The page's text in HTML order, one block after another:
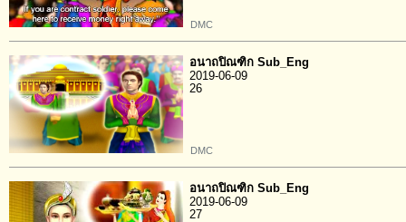
DMC
อนาถปิณฑิก Sub_Eng
2019-06-09
26
DMC
อนาถปิณฑิก Sub_Eng
2019-06-09
27